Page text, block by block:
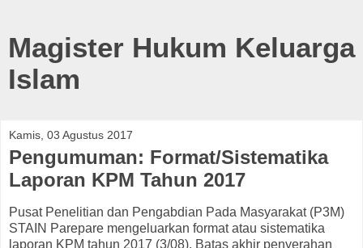
Magister Hukum Keluarga
Islam
Kamis, 03 Agustus 2017
Pengumuman: Format/Sistematika
Laporan KPM Tahun 2017
Pusat Penelitian dan Pengabdian Pada Masyarakat (P3M)
STAIN Parepare mengeluarkan format atau sistematika
laporan KPM tahun 2017 (3/08). Batas akhir penyerahan